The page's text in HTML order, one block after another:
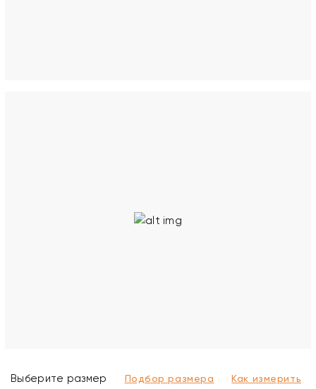
Выберите размер Подбор размера Как измерить